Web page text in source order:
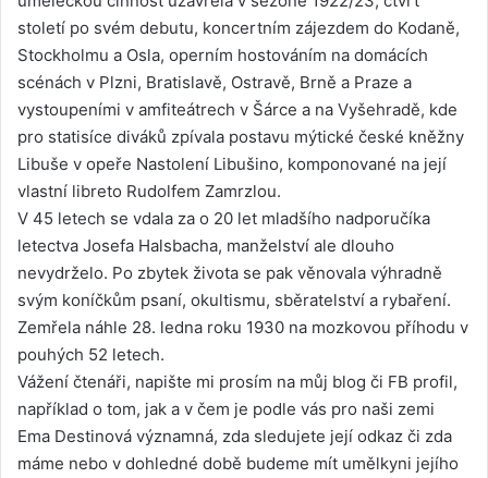
století po svém debutu, koncertním zájezdem do Kodaně,
Stockholmu a Osla, operním hostováním na domácích
scénách v Plzni, Bratislavě, Ostravě, Brně a Praze a
vystoupeními v amfiteátrech v Šárce a na Vyšehradě, kde
pro statisíce diváků zpívala postavu mýtické české kněžny
Libuše v opeře Nastolení Libušino, komponované na její
vlastní libreto Rudolfem Zamrzlou.
V 45 letech se vdala za o 20 let mladšího nadporučíka
letectva Josefa Halsbacha, manželství ale dlouho
nevydrželo. Po zbytek života se pak věnovala výhradně
svým koníčkům psaní, okultismu, sběratelství a rybaření.
Zemřela náhle 28. ledna roku 1930 na mozkovou příhodu v
pouhých 52 letech.
Vážení čtenáři, napište mi prosím na můj blog či FB profil,
například o tom, jak a v čem je podle vás pro naši zemi
Ema Destinová významná, zda sledujete její odkaz či zda
máme nebo v dohledné době budeme mít umělkyni jejího